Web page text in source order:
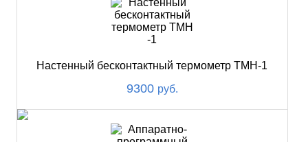
Настенный бесконтактный термометр ТМН-1
9300 руб.